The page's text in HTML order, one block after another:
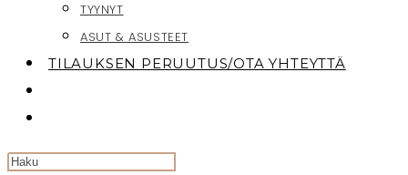
TYYNYT
ASUT & ASUSTEET
TILAUKSEN PERUUTUS/OTA YHTEYTTÄ